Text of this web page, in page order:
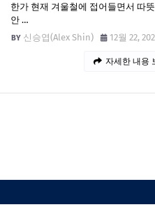
한가 현재 겨울철에 접어들면서 따
안 …
신승엽(Alex Shin)
12월 22,
자세한 내용